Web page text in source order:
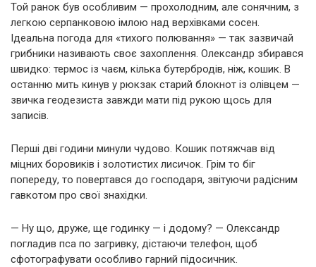
Той ранок був особливим — прохолодним, але сонячним, з
легкою серпанковою імлою над верхівками сосен.
Ідеальна погода для «тихого полювання» — так зазвичай
грибники називають своє захоплення. Олександр збирався
швидко: термос із чаєм, кілька бутербродів, ніж, кошик. В
останню мить кинув у рюкзак старий блокнот із олівцем —
звичка геодезиста завжди мати під рукою щось для
записів.
Перші дві години минули чудово. Кошик потяжчав від
міцних боровиків і золотистих лисичок. Грім то біг
попереду, то повертався до господаря, звітуючи радісним
гавкотом про свої знахідки.
— Ну що, друже, ще годинку — і додому? — Олександр
погладив пса по загривку, дістаючи телефон, щоб
сфотографувати особливо гарний підосичник.